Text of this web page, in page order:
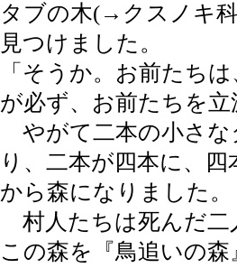
タブの木(→クスノキ
見つけました。
「そうか。お前たち
が必ず、お前たちを
やがて二本の小さな
り、二本が四本に、
から森になりました。
村人たちは死んだ二
この森を『鳥追いの